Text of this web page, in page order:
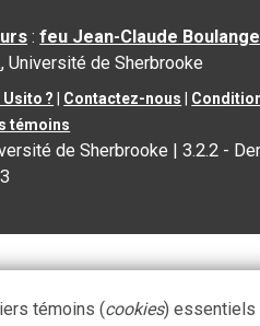
:feu Jean-Claude
, Université de Sherbrooke
? Contactez-nous
témoins
de Sherbrooke |3.2.2 -
témoins (cookies) essentiels